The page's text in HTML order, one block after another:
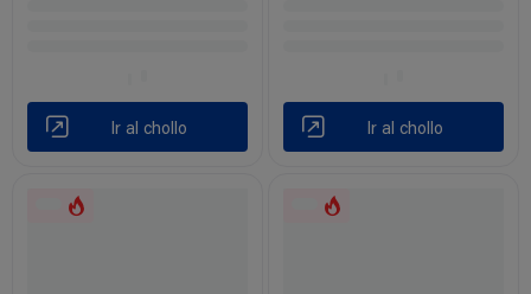
Ir al chollo Ir al chollo